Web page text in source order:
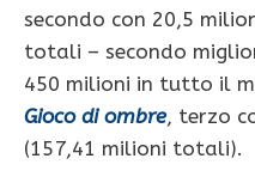
secondo con 20,5
totali – secondo
450 milioni in tutto il
Gioco di ombre, terzo
(157,41 milioni totali).